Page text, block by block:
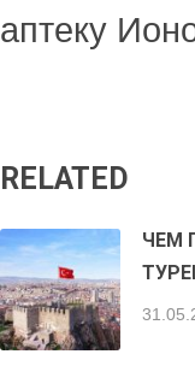
аптеку
RELATED
ЧЕМ